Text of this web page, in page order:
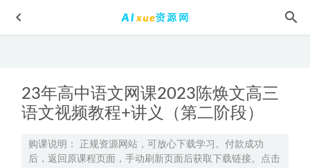
23年高中语文网课2023陈焕文高三
语文视频教程+讲义（第二阶段）
购课说明： 正规资源网站，可放心下载学习。付款成功
后，返回原课程页面，手动刷新页面后获取下载链接。点击
2025郭莹初三化学秋下a+班视频教程+课堂笔记 2024-12-07